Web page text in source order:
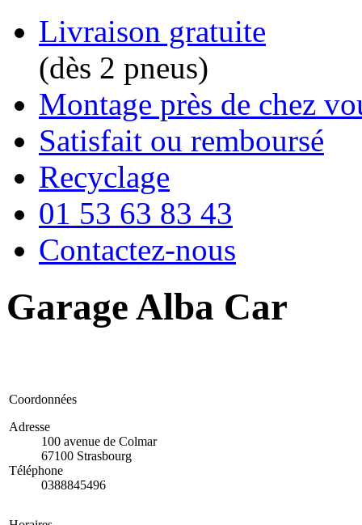
Livraison gratuite
(dès 2 pneus)
Montage près de chez
Satisfait ou remboursé
Recyclage
01 53 63 83 43
Contactez-nous
Garage Alba Car
Coordonnées
Adresse
100 avenue de Colmar
67100 Strasbourg
Téléphone
0388845496